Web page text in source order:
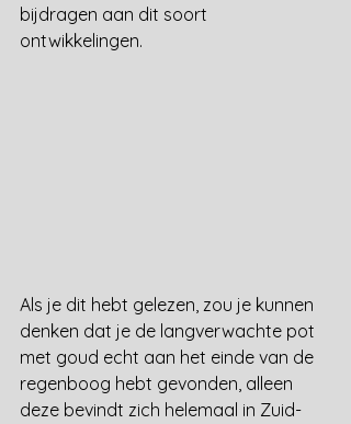
bijdragen aan dit soort
ontwikkelingen.
Als je dit hebt gelezen, zou je kunnen
denken dat je de langverwachte pot
met goud echt aan het einde van de
regenboog hebt gevonden, alleen
deze bevindt zich helemaal in Zuid-